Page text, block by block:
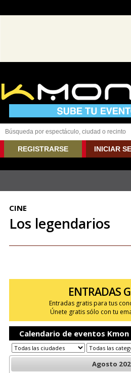
REGISTRARSE INICIAR
CINE
Los legendarios
ENTRADAS
Entradas gratis para tus
Únete gratis sólo con tu
Calendario de eventos Kmon
Agosto